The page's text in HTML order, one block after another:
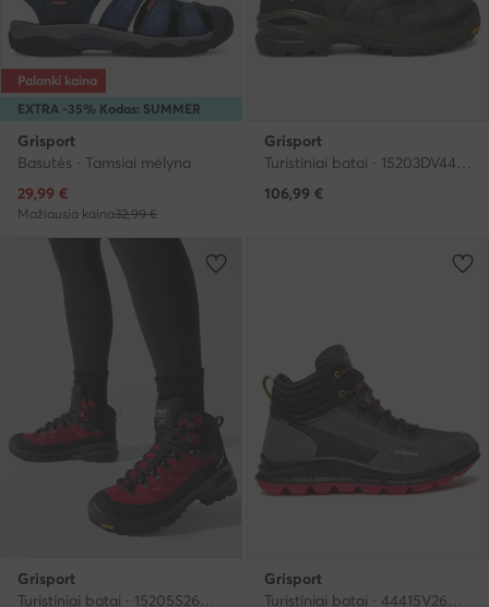
EXTRA -35% Kodas: SUMMER
Palanki kaina
Grisport
Basutės · Tamsiai mėlyna
Dabartinė kaina
29,99 €
Mažiausia kaina32,99 €
Grisport
106,99 €
Grisport
Turistiniai batai · 15205S26G · Raudona
Grisport
Turistiniai batai · 44415V26G · Pilka